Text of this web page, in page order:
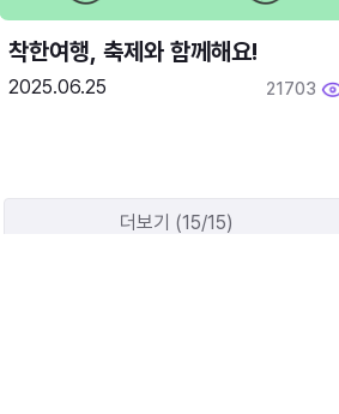
착한여행, 축제와 함께해요!
2025.06.25 21703
더보기 (15/15)